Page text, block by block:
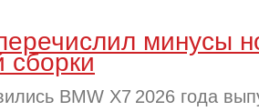
минусы
сборки
BMW X7 2026 года